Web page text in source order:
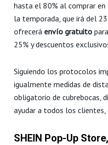
hasta el 80% al comprar
la temporada, que irá del
ofrecerá envío gratuito
25% y descuentos
Siguiendo los protocolos
igualmente medidas de
obligatorio de cubrebocas,
ayudar a todos los
SHEIN Pop-Up